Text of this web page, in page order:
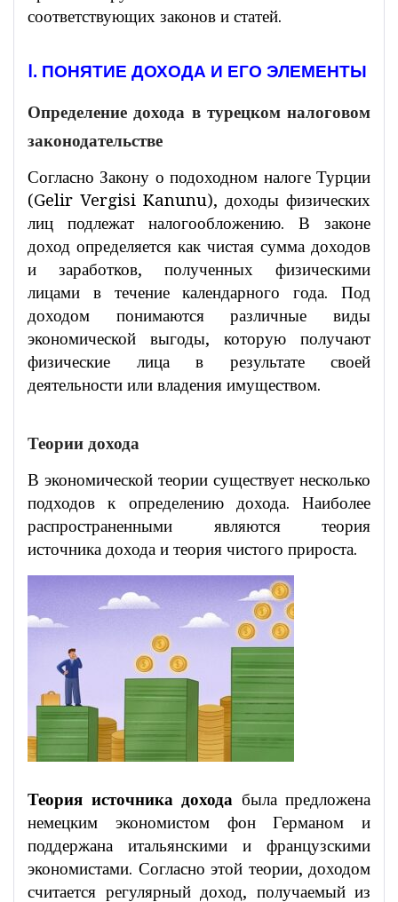
соответствующих законов и статей.
Ⅰ. ПОНЯТИЕ ДОХОДА И ЕГО ЭЛЕМЕНТЫ
Определение дохода в турецком налоговом
законодательстве
Согласно Закону о подоходном налоге Турции
(Gelir Vergisi Kanunu), доходы физических
лиц подлежат налогообложению. В законе
доход определяется как чистая сумма доходов
и заработков, полученных физическими
лицами в течение календарного года. Под
доходом понимаются различные виды
экономической выгоды, которую получают
физические лица в результате своей
деятельности или владения имуществом.
Теории дохода
В экономической теории существует несколько
подходов к определению дохода. Наиболее
распространенными являются теория
источника дохода и теория чистого прироста.
Теория источника дохода была предложена
немецким экономистом фон Германом и
поддержана итальянскими и французскими
экономистами. Согласно этой теории, доходом
считается регулярный доход, получаемый из